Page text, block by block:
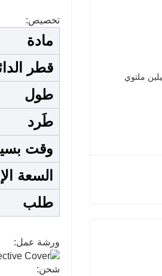
تخصيص:
مادة
قطر
طول
طَرد
وقت
السعة
طلب
ورشة عمل:
شحن: